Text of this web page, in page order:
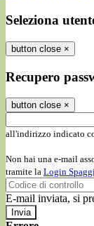
Seleziona
button close ×
Recupero
button close ×
all'indirizzo indicato
Non hai una e-mail
tramite la Login
E-mail inviata, si